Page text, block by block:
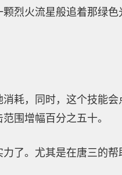
烈火流星般追着那绿色
耗，同时，这个技能会
围增幅百分之五十。
了。尤其是在唐三的帮